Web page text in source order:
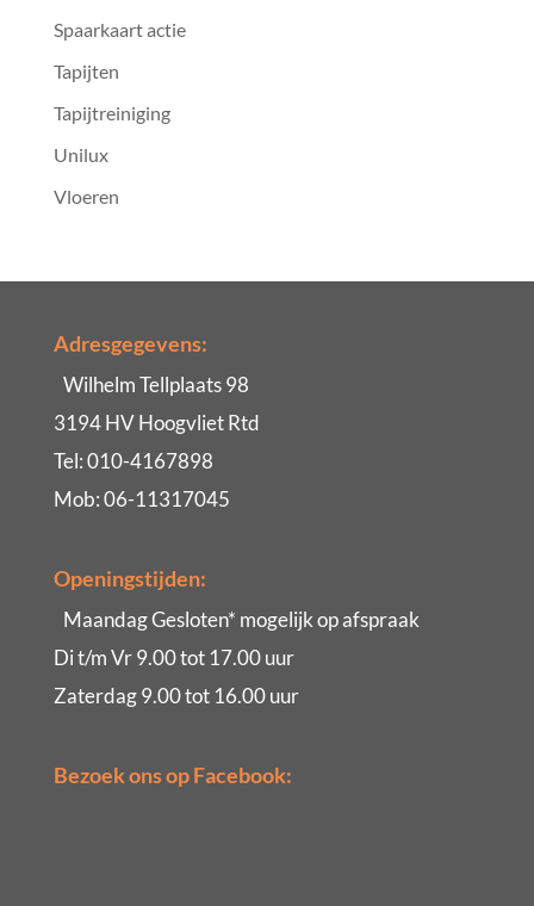
Spaarkaart actie
Tapijten
Tapijtreiniging
Unilux
Vloeren
Adresgegevens:
Wilhelm Tellplaats 98
3194 HV Hoogvliet Rtd
Tel: 010-4167898
Mob: 06-11317045
Openingstijden:
Maandag Gesloten* mogelijk op afspraak
Di t/m Vr 9.00 tot 17.00 uur
Zaterdag 9.00 tot 16.00 uur
Bezoek ons op Facebook: